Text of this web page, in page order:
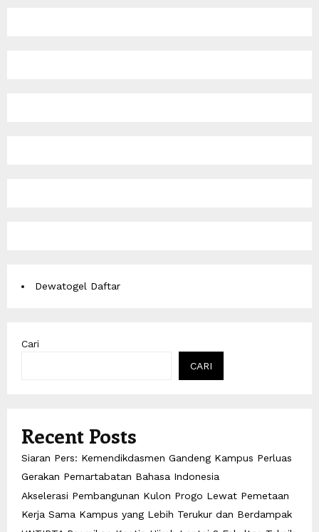
Dewatogel Daftar
Cari
CARI
Recent Posts
Siaran Pers: Kemendikdasmen Gandeng Kampus Perluas
Gerakan Pemartabatan Bahasa Indonesia
Akselerasi Pembangunan Kulon Progo Lewat Pemetaan
Kerja Sama Kampus yang Lebih Terukur dan Berdampak